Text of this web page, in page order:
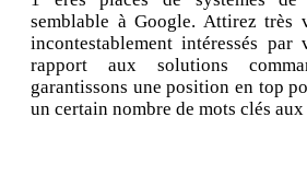
semblable à Google. Attirez très
incontestablement intéressés
rapport aux solutions
garantissons une position en top
un certain nombre de mots clés